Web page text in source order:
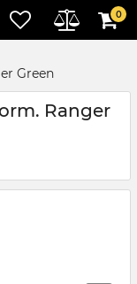
0
Green
Ranger